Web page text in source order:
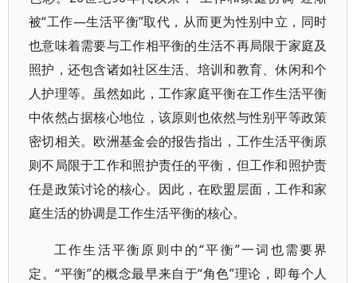
被“工作—生活平衡”取代，从而更为性别中立，同时
也意味着需要与工作相平衡的生活不再局限于家庭及
照护，还包含诸如社区生活、培训和教育、休闲和个
人护理等。虽然如此，工作家庭平衡在工作生活平衡
中依然占据核心地位，该原则也依然与性别平等政策
密切相关。欧洲基金会的报告指出，工作生活平衡原
则不局限于工作和照护责任的平衡，但工作和照护责
任是政策讨论的核心。因此，在欧盟层面，工作和家
庭生活的协调是工作生活平衡的核心。
工作生活平衡原则中的“平衡”一词也需要界
定。“平衡”的概念最早来自于“角色”理论，即每个人